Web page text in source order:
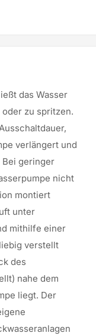
das Wasser
zu spritzen.
verlängert und
Bei geringer
nicht
montiert
unter
mithilfe einer
verstellt
des
nahe dem
liegt. Der